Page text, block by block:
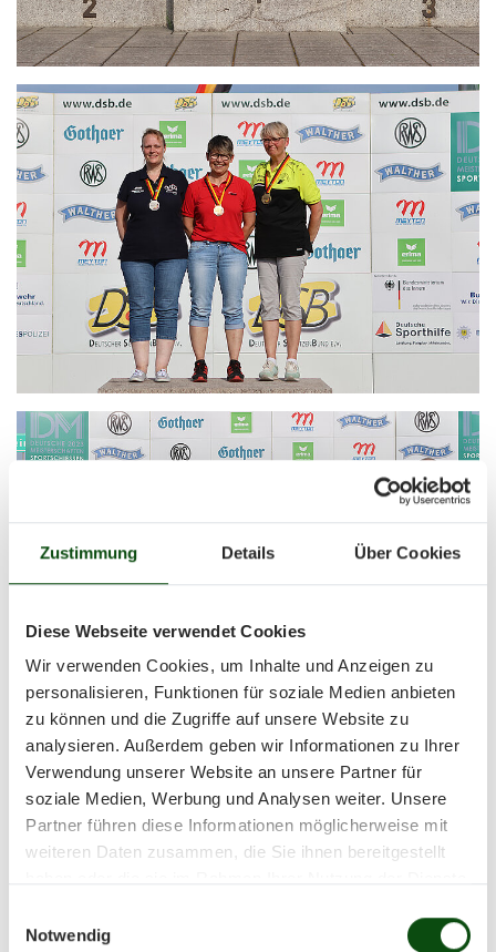
Zustimmung Details Über Cookies
Diese Webseite verwendet Cookies
Wir verwenden Cookies, um Inhalte und Anzeigen zu
personalisieren, Funktionen für soziale Medien anbieten
zu können und die Zugriffe auf unsere Website zu
analysieren. Außerdem geben wir Informationen zu Ihrer
Verwendung unserer Website an unsere Partner für
soziale Medien, Werbung und Analysen weiter. Unsere
Partner führen diese Informationen möglicherweise mit
weiteren Daten zusammen, die Sie ihnen bereitgestellt
Notwendig